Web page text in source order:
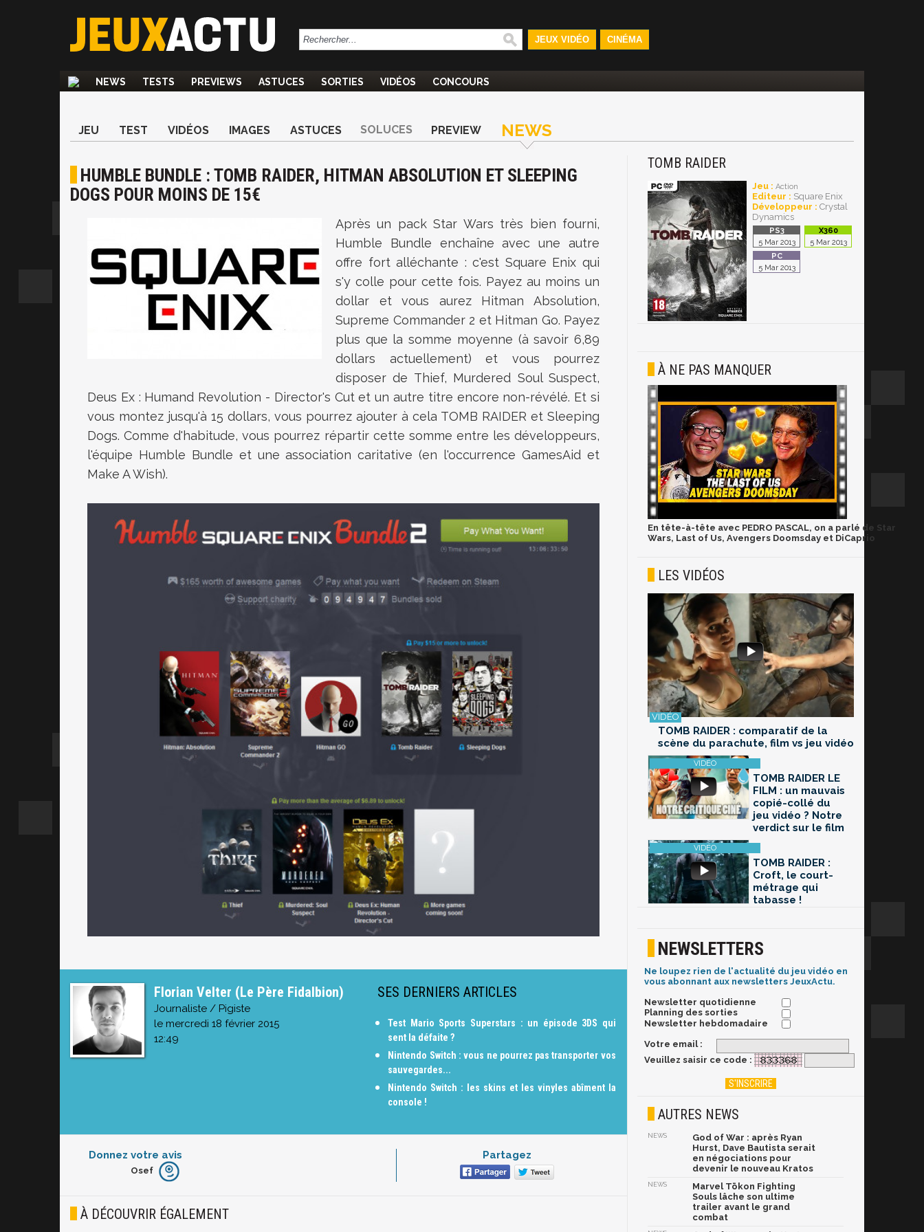
JEUX VIDÉO CINÉMA
NEWS TESTS PREVIEWS ASTUCES SORTIES VIDÉOS CONCOURS
JEU TEST VIDÉOS IMAGES ASTUCES SOLUCES PREVIEW NEWS
HUMBLE BUNDLE : TOMB RAIDER, HITMAN ABSOLUTION ET SLEEPING
DOGS POUR MOINS DE 15€
Après un pack Star Wars très bien fourni,
Humble Bundle enchaîne avec une autre
offre fort alléchante : c'est Square Enix qui
s'y colle pour cette fois. Payez au moins un
dollar et vous aurez Hitman Absolution,
Supreme Commander 2 et Hitman Go. Payez
plus que la somme moyenne (à savoir 6,89
dollars actuellement) et vous pourrez
disposer de Thief, Murdered Soul Suspect,
Deus Ex : Humand Revolution - Director's Cut et un autre titre encore non-révélé. Et si
vous montez jusqu'à 15 dollars, vous pourrez ajouter à cela TOMB RAIDER et Sleeping
Dogs. Comme d'habitude, vous pourrez répartir cette somme entre les développeurs,
l'équipe Humble Bundle et une association caritative (en l'occurrence GamesAid et
Make A Wish).
Florian Velter (Le Père Fidalbion)
Journaliste / Pigiste
le mercredi 18 février 2015
12:49
SES DERNIERS ARTICLES
Test Mario Sports Superstars : un épisode 3DS qui
sent la défaite ?
Nintendo Switch : vous ne pourrez pas transporter vos
sauvegardes...
Nintendo Switch : les skins et les vinyles abîment la
console !
Donnez votre avis
Furieux
Osef
Partagez
À DÉCOUVRIR ÉGALEMENT
TOMB RAIDER
Jeu : Action
Editeur : Square Enix
Développeur : Crystal
Dynamics
5 Mar 2013 5 Mar 2013
5 Mar 2013
À NE PAS MANQUER
En tête-à-tête avec PEDRO PASCAL, on a parlé de Star
Wars, Last of Us, Avengers Doomsday et DiCaprio
LES VIDÉOS
TOMB RAIDER : comparatif de la
scène du parachute, film vs jeu vidéo
TOMB RAIDER LE
FILM : un mauvais
copié-collé du
jeu vidéo ? Notre
verdict sur le film
TOMB RAIDER :
Croft, le court-
métrage qui
tabasse !
NEWSLETTERS
Ne loupez rien de l'actualité du jeu vidéo en
vous abonnant aux newsletters JeuxActu.
Newsletter quotidienne
Planning des sorties
Newsletter hebdomadaire
Votre email :
Veuillez saisir ce code :
AUTRES NEWS
NEWS
God of War : après Ryan
Hurst, Dave Bautista serait
en négociations pour
devenir le nouveau Kratos
NEWS
Marvel Tōkon Fighting
Souls lâche son ultime
trailer avant le grand
combat